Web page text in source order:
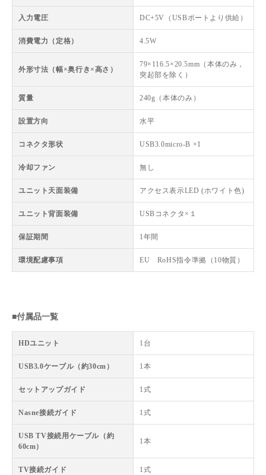
入力電圧 DC+5V（USBポートより供給）
消費電力（定格） 4.5W
外形寸法（幅×奥行き×高さ）
79×116.5×20.5mm（本体のみ，
突起部を除く）
質量 240g（本体のみ）
設置方向 水平
コネクタ形状 USB3.0micro-B ×1
冷却ファン 無し
ユニット天面装備 アクセス表示LED (ホワイト色)
ユニット背面装備 USBコネクタ×１
保証期間 1年間
環境配慮事項 EU RoHS指令準拠（10物質）
■付属品一覧
HDユニット 1台
USB3.0ケーブル（約30cm） 1本
セットアップガイド 1式
Nasne接続ガイド 1式
USB TV接続用ケーブル（約
60cm）
1本
TV接続ガイド 1式